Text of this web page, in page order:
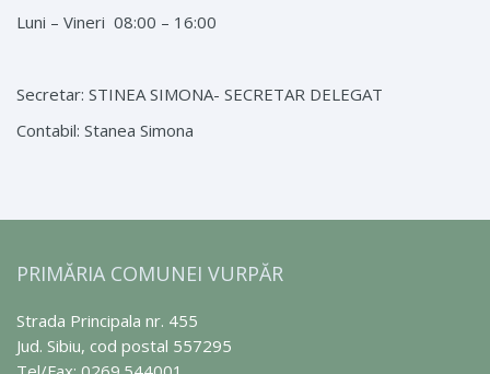
Luni – Vineri 08:00 – 16:00
Secretar: STINEA SIMONA- SECRETAR DELEGAT
Contabil: Stanea Simona
PRIMĂRIA COMUNEI VURPĂR
Strada Principala nr. 455
Jud. Sibiu, cod postal 557295